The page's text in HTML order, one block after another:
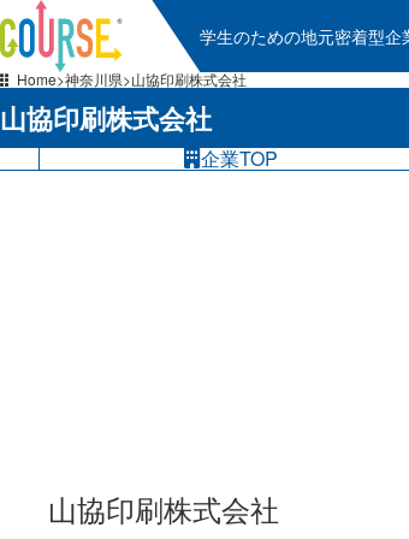
学生のための地元密着型企
Home 神奈川県 山協印刷株式会社
山協印刷株式会社
企業TOP
山協印刷株式会社